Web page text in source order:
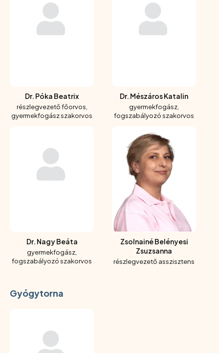
Dr. Póka Beatrix
részlegvezető főorvos,
gyermekfogász szakorvos
Dr. Mészáros Katalin
gyermekfogász,
fogszabályozó szakorvos
Dr. Nagy Beáta
gyermekfogász,
fogszabályozó szakorvos
Zsolnainé Belényesi
Zsuzsanna
részlegvezető asszisztens
Gyógytorna